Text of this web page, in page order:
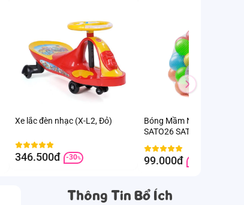
Xe lắc đèn nhạc (X-L2, Đỏ)
346.500đ -30%
Bóng Mầm Non Ø8-50 CT
SATO26 SATO
99.000đ -20.8
Thông Tin Bổ Ích